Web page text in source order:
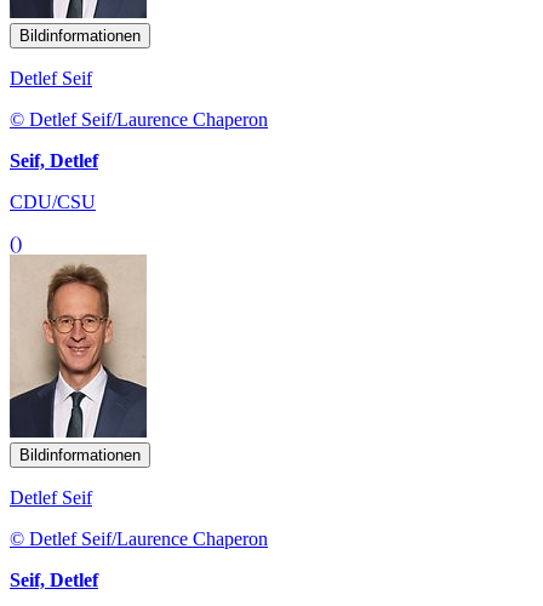
Bildinformationen
Detlef Seif
© Detlef Seif/Laurence Chaperon
Seif, Detlef
CDU/CSU
()
Bildinformationen
Detlef Seif
© Detlef Seif/Laurence Chaperon
Seif, Detlef